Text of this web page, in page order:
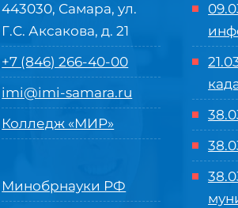
443030, Самара, ул.
Г.С. Аксакова, д. 21
+7 (846) 266-40-00
imi@imi-samara.ru
Колледж «МИР»
Минобрнауки РФ